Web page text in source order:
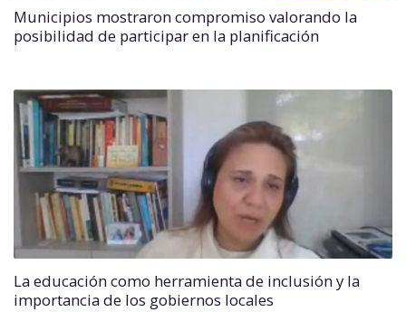
Municipios mostraron compromiso valorando la
posibilidad de participar en la planificación
La educación como herramienta de inclusión y la
importancia de los gobiernos locales